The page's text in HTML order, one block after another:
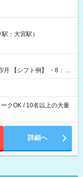
現金GET♪ お仕事後はコ
期間】試
：大宮駅）
00
クOK / 10名以上の大量
詳細へ